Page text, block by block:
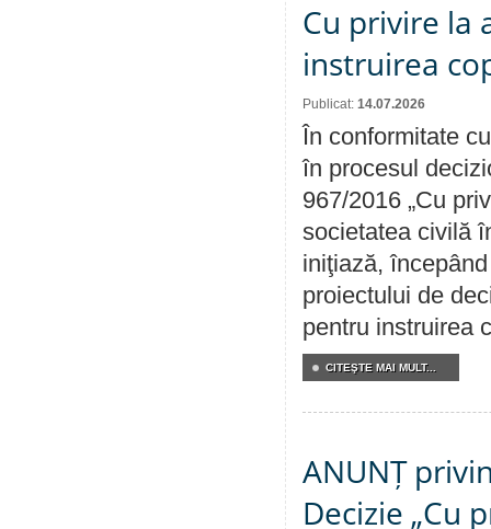
Cu privire la
instruirea
Publicat: 14.07.2026
În conformitate
în procesul
967/2016 „Cu
societatea civilă
iniţiază,
proiectului de
pentru instruirea
CITEŞTE MAI MULT...
ANUNȚ
Decizie „Cu